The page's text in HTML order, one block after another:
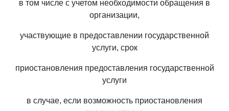
в том числе с учетом необходимости обращения в
организации,
участвующие в предоставлении государственной
услуги, срок
приостановления предоставления государственной
услуги
в случае, если возможность приостановления